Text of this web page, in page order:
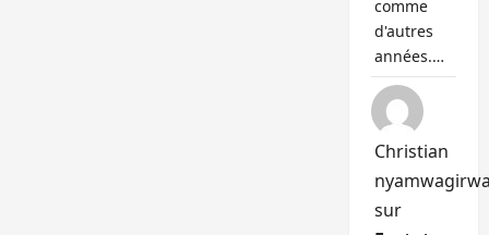
comme
d'autres
années.…
Christian
sur